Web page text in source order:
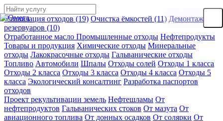
Утилизация отходов (19) Очистка ёмкостей (11) Демонтаж
резервуаров (10)
Отработанное масло Промышленные отходы Нефтепродукты
Товары и продукция Химические отходы Минеральные
отходы Лакокрасочные отходы Гальванические отходы
Топливо Автомобили Шпалы Отходы солей Отходы 1 класса
Отходы 2 класса Отходы 3 класса Отходы 4 класса Отходы 5
класса Экологический консалтинг Разработка паспортов
отходов
Проект рекультивации земель Нефтешламы От
нефтепродуктов Гальванических стоков От мазута От
авиационного топлива От донных осадков От солярки От